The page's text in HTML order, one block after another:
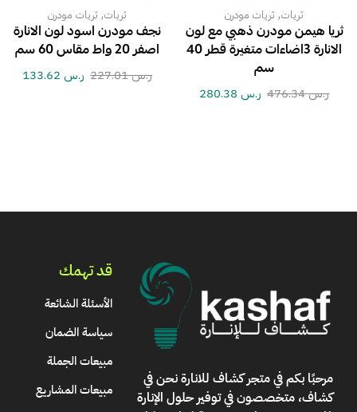
ثريات, ثريات مودرن
ثريا هيمن مودرن ذهبي مع لون
الانارة 3اضاءات متغيرة قطر 40
سم
ر.س476.34 ر.س
ثريات, ثريات مودرن
نجف مودرن اسود لون الانارة
اصفر 20 واط مقاس 60 سم
ر.س227.01 ر.س
مرحبًا بكم فيمتجر كشاف للانارةنحن في
كشاف، متخصصون في توفير حلول الإنارة
قد تهمك
الأسئلة الشائعة
سياسة الضمان
مبيعات الجملة
مبيعات المشاريع